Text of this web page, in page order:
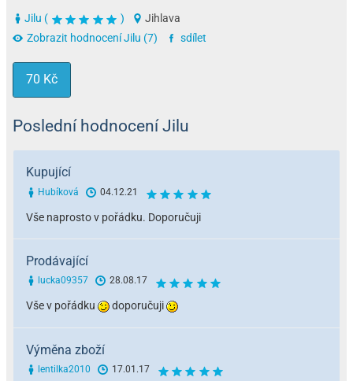
Jilu ( )
Jihlava
Zobrazit hodnocení Jilu (7)
sdílet
70 Kč
Poslední hodnocení Jilu
Kupující
Hubíková 04.12.21
Vše naprosto v pořádku. Doporučuji
Prodávající
lucka09357 28.08.17
Vše v pořádku doporučuji
Výměna zboží
lentilka2010 17.01.17